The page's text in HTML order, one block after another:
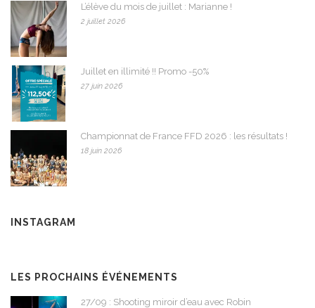
L’élève du mois de juillet : Marianne !
2 juillet 2026
Juillet en illimité !! Promo -50%
27 juin 2026
Championnat de France FFD 2026 : les résultats !
18 juin 2026
INSTAGRAM
LES PROCHAINS ÉVÉNEMENTS
27/09 : Shooting miroir d’eau avec Robin